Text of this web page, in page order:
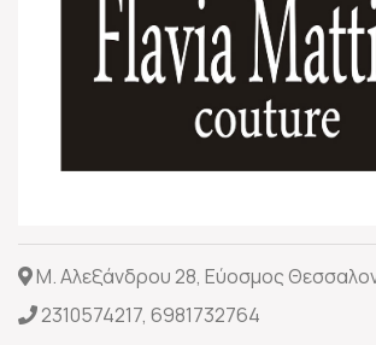
Μ. Αλεξάνδρου 28, Εύοσμος
2310574217, 6981732764